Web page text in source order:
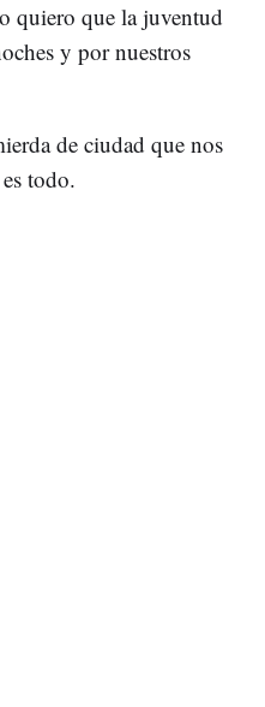
quiero que la juventud
y por nuestros
de ciudad que nos
todo.